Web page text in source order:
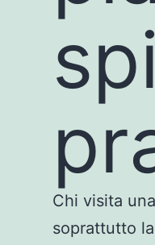
Chi visita
soprattutto